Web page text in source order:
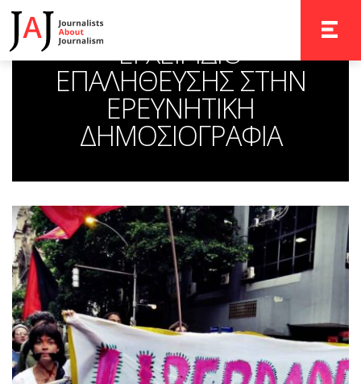
ΕΓΧΕΙΡΙΔΙΟ
ΕΠΑΛΗΘΕΥΣΗΣ ΣΤΗΝ
ΕΡΕΥΝΗΤΙΚΗ
ΔΗΜΟΣΙΟΓΡΑΦΙΑ